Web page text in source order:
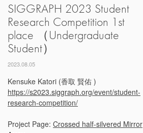
SIGGRAPH 2023 Student
Research Competition 1st
place （Undergraduate
Student）
2023.08.05
Kensuke Katori (香取 賢佑 )
https://s2023.siggraph.org/event/student-
research-competition/
Project Page: Crossed half-silvered Mirror